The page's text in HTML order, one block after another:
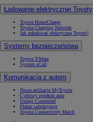
Ładowanie elektrycznej Toyoty
Toyota HomeCharge
Toyota Charging Network
Jak naładować elektryczną Toyotę?
Systemy bezpieczeństwa
Toyota T-Mate
System eCall
Komunikacja z autem
Nowa aplikacja MyToyota
Cyfrowy opiekun auta
Usługi Connected
Płatne subskrypcje
Toyota Connectivity Match